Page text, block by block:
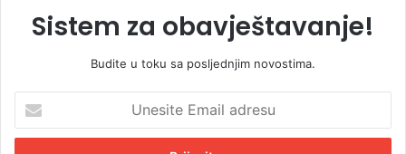
Sistem za obavještavanje!
Budite u toku sa posljednjim novostima.
e